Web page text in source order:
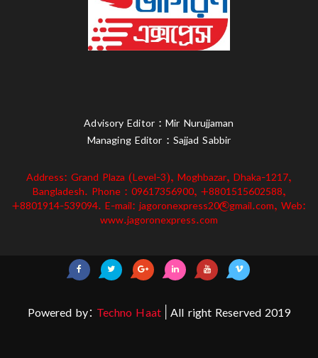
Advisory Editor : Mir Nurujjaman
Managing Editor : Sajjad Sabbir
Address: Grand Plaza (Level-3), Moghbazar, Dhaka-1217,
Bangladesh. Phone : 09617356900, +8801515602588,
+8801914-539094. E-mail: jagoronexpress20@gmail.com, Web:
www.jagoronexpress.com
Powered by: Techno Haat| All right Reserved 2019